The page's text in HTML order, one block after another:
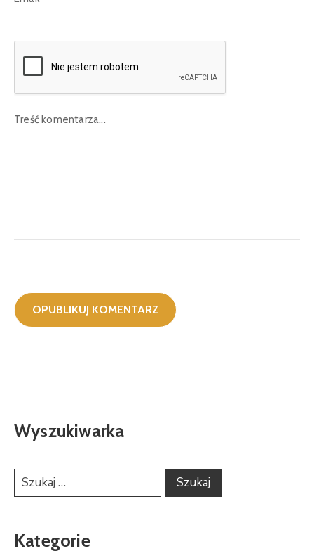
Wyszukiwarka
Kategorie